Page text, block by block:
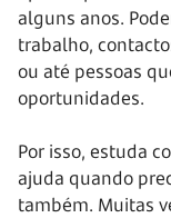
alguns anos.
trabalho,
ou até pessoas
oportunidades.
Por isso, estuda
ajuda quando
também. Muitas